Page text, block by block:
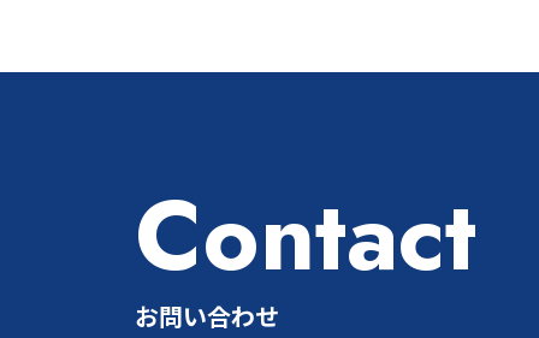
Contact
お問い合わせ